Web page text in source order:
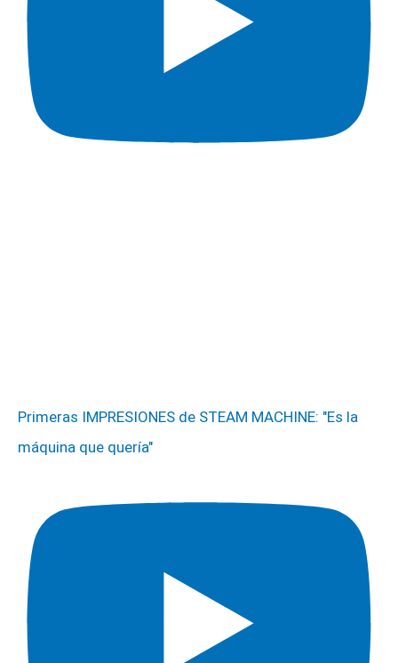
Primeras IMPRESIONES de STEAM MACHINE: "Es la
máquina que quería"